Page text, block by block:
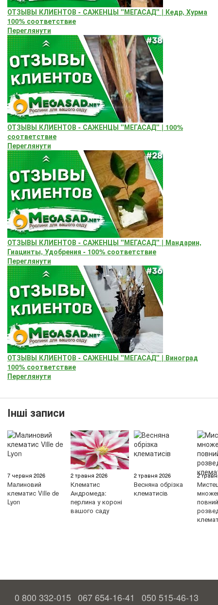
ОТЗЫВЫ КЛИЕНТОВ - САЖЕНЦЫ "МЕГАСАД" | Кедр, Хурма
100% соответствие
Переглянути
ОТЗЫВЫ КЛИЕНТОВ - САЖЕНЦЫ "МЕГАСАД" | 100%
соответствие
Переглянути
ОТЗЫВЫ КЛИЕНТОВ - САЖЕНЦЫ "МЕГАСАД" | Мандарин,
Гиацинты, Удобрения - 100% соответствие
Переглянути
ОТЗЫВЫ КЛИЕНТОВ - САЖЕНЦЫ "МЕГАСАД" | Виноград
100% соответствие
Переглянути
Інші записи
7 червня 2026
Малиновий
клематис Ville de
Lyon
2 травня 2026
Клематис
Андромеда:
перлина у короні
вашого саду
2 травня 2026
Весняна обрізка
клематисів
2
повний
0 800 332-015 067 654-16-41 050 515-46-13